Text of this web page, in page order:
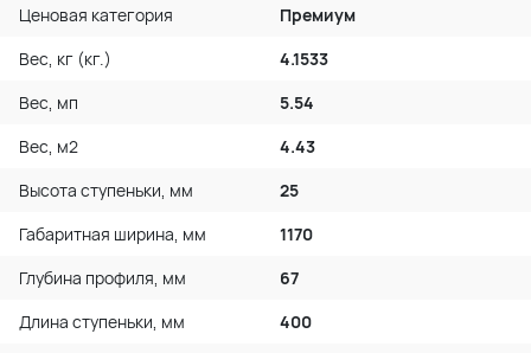
Ценовая категория
Премиум
Вес, кг (кг.)
4.1533
Вес, мп
5.54
Вес, м2
4.43
Высота ступеньки, мм
25
Габаритная ширина, мм
1170
Глубина профиля, мм
67
Длина ступеньки, мм
400